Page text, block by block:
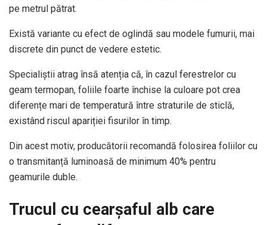
pe metrul pătrat.
Există variante cu efect de oglindă sau modele fumurii, mai
discrete din punct de vedere estetic.
Specialiștii atrag însă atenția că, în cazul ferestrelor cu
geam termopan, foliile foarte închise la culoare pot crea
diferențe mari de temperatură între straturile de sticlă,
existând riscul apariției fisurilor în timp.
Din acest motiv, producătorii recomandă folosirea foliilor cu
o transmitanță luminoasă de minimum 40% pentru
geamurile duble.
Trucul cu cearșaful alb care